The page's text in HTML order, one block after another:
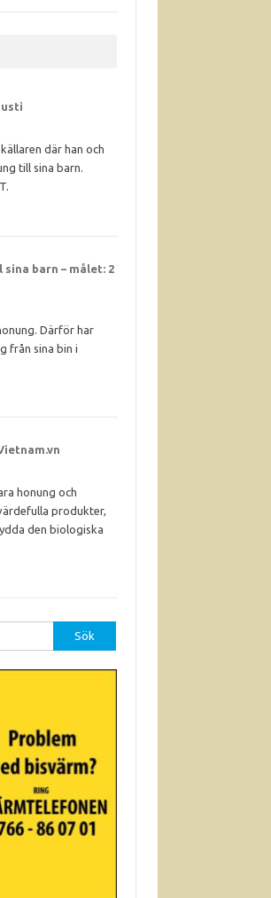
där han och
till sina barn.
sina barn – målet: 2
Därför har
från sina bin i
honung och
produkter,
den biologiska